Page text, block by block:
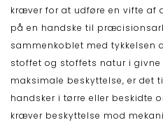
kræver for at udføre en vifte af
på en handske til
sammenkoblet med tykkelsen
stoffet og stoffets natur i
maksimale beskyttelse, er det
handsker i tørre eller beskidte
kræver beskyttelse mod